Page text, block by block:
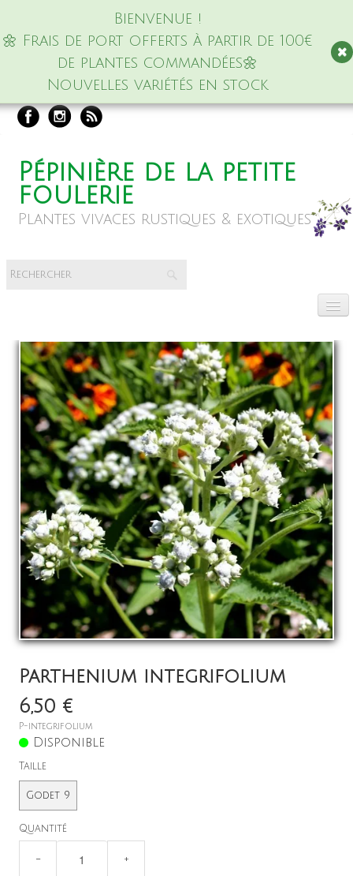
Bienvenue !
🌼 Frais de port offerts à partir de 100€
de plantes commandées🌼
Nouvelles variétés en stock
Pépinière de la petite
foulerie
Plantes vivaces rustiques & exotiques
La pépinière
Boutique▼
Événements▼
Infos
Avis
Contact
0
Parthenium integrifolium
6,50 €
P-integrifolium
Disponible
Taille
Godet 9
Quantité
− +